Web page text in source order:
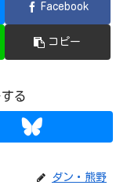
Facebook
コピー
る
ダン・熊野